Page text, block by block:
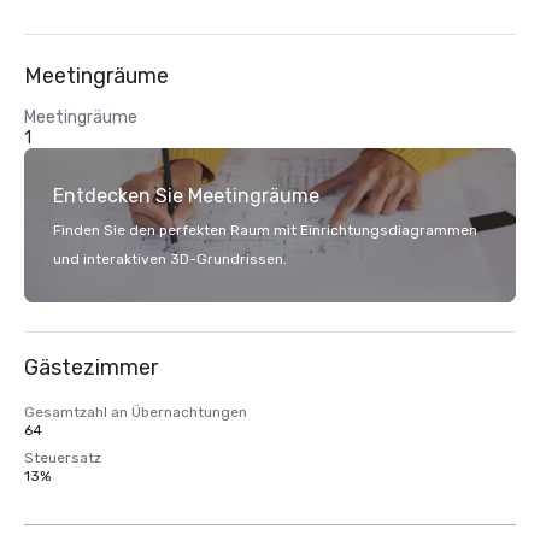
Meetingräume
Meetingräume
1
Entdecken Sie Meetingräume
Finden Sie den perfekten Raum mit Einrichtungsdiagrammen
und interaktiven 3D-Grundrissen.
Gästezimmer
Gesamtzahl an Übernachtungen
64
Steuersatz
13%